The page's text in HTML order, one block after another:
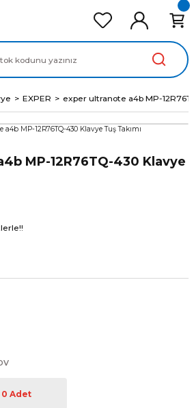
EXPER exper ultranote a4b MP-
MP-12R76TQ-430 Klavye
0 Adet